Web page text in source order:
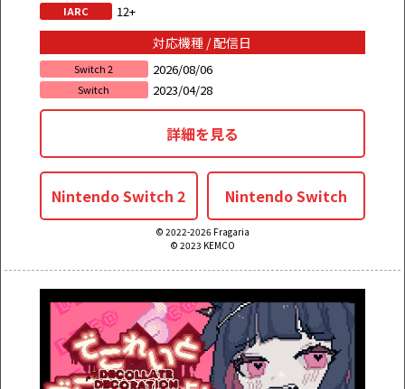
IARC 12+
対応機種 / 配信日
Switch 2 2026/08/06
Switch 2023/04/28
詳細を見る
Nintendo Switch 2 Nintendo Switch
© 2022-2026 Fragaria
© 2023 KEMCO